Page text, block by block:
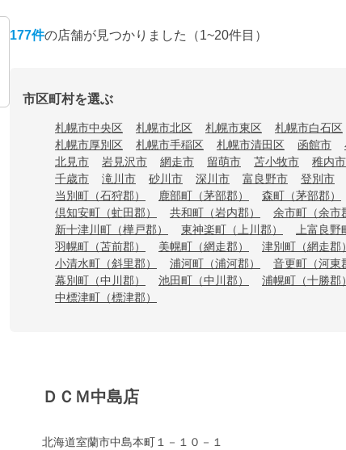
177件の店舗が見つかりました （1~20件目）
市区町村を選ぶ
札幌市中央区 札幌市北区 札幌市東区
札幌市白石区
札幌市厚別区
札幌市手稲区 札幌市清田区 函館市
北見市
岩見沢市 網走市 留萌市 苫小牧市
稚内市
千歳市
滝川市 砂川市 深川市 富良野市
登別市
当別町（石狩郡）
鹿部町（茅部郡）
森町（茅部郡）
倶知安町（虻田郡）
共和町（岩内郡）
余市町（余市
新十津川町（樺戸郡）
東神楽町（上川郡）
上富良
羽幌町（苫前郡）
美幌町（網走郡）
津別町（網走郡
小清水町（斜里郡）
浦河町（浦河郡）
音更町（河東
幕別町（中川郡）
池田町（中川郡）
浦幌町（十勝郡
中標津町（標津郡）
ＤＣＭ中島店
北海道室蘭市中島本町１－１０－１